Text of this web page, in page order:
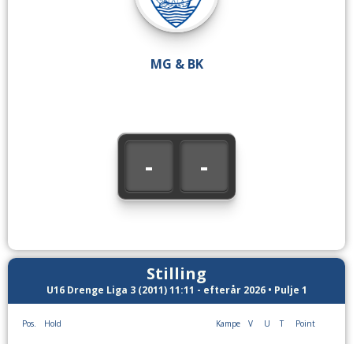
- -
MG & BK
Stilling
U16 Drenge Liga 3 (2011) 11:11 - efterår 2026 • Pulje 1
Pos. Hold Kampe V U T Point